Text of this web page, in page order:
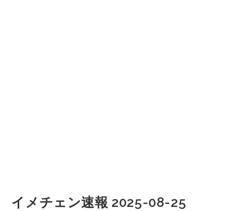
イメチェン速報 2025-08-25